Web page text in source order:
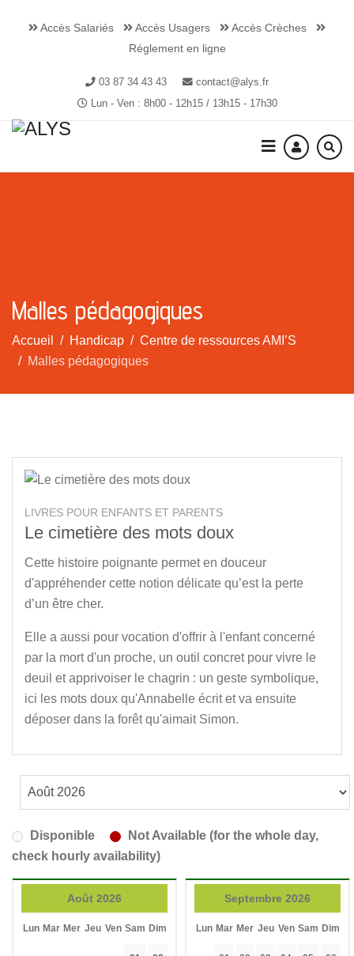
Accès Salariés Accès Usagers
Accès Crèches
Réglement en ligne
03 87 34 43 43
contact@alys.fr
Lun - Ven : 8h00 - 12h15 / 13h15 - 17h30
Malles pédagogiques
Accueil Handicap
Centre de ressources AMI’S
Malles pédagogiques
LIVRES POUR ENFANTS ET PARENTS
Le cimetière des mots doux
Cette histoire poignante permet en douceur
d'appréhender cette notion délicate qu’est la perte
d’un être cher.
Elle a aussi pour vocation d'offrir à l'enfant concerné
par la mort d'un proche, un outil concret pour vivre le
deuil et apprivoiser le chagrin : un geste symbolique,
ici les mots doux qu'Annabelle écrit et va ensuite
déposer dans la forêt qu'aimait Simon.
Disponible
Not Available (for the whole day,
check hourly availability)
Août 2026
Lun Mar Mer Jeu Ven Sam Dim
Septembre 2026
Lun Mar Mer Jeu Ven Sam Dim